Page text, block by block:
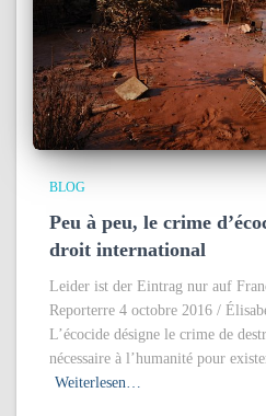
BLOG
Peu à peu, le crime
droit international
Leider ist der Eintrag nur auf
Reporterre 4 octobre 2016 /
L’écocide désigne le crime de
nécessaire à l’humanité pour
Weiterlesen…